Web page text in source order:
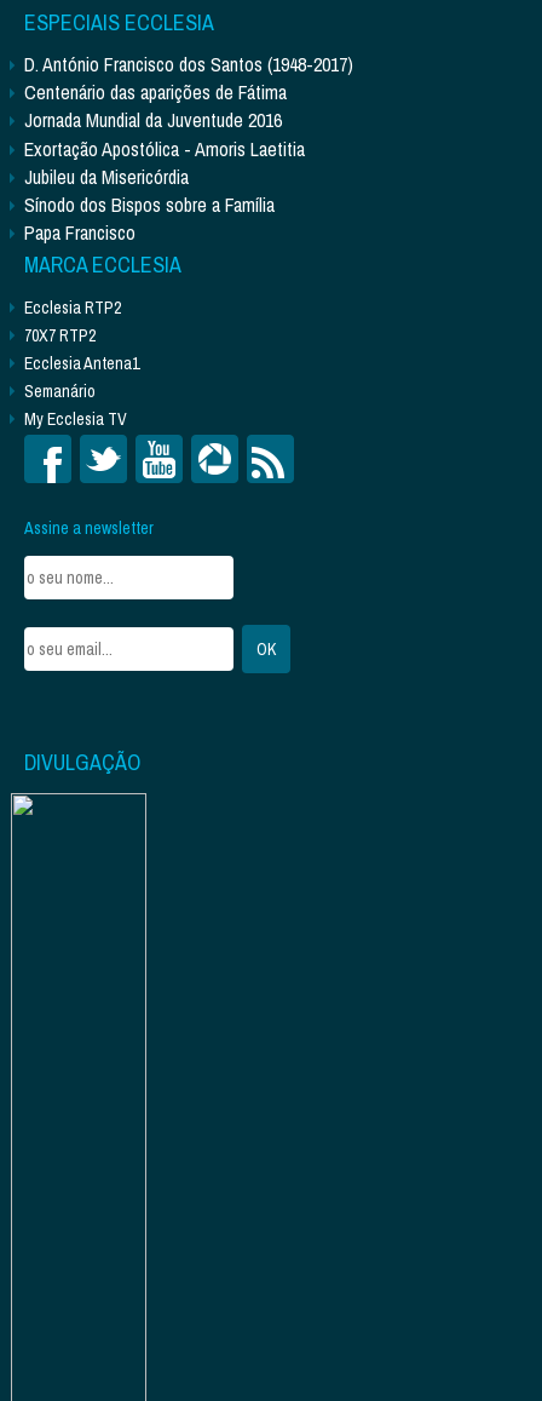
ESPECIAIS ECCLESIA
D. António Francisco dos Santos (1948-2017)
Centenário das aparições de Fátima
Jornada Mundial da Juventude 2016
Exortação Apostólica - Amoris Laetitia
Jubileu da Misericórdia
Sínodo dos Bispos sobre a Família
Papa Francisco
MARCA ECCLESIA
Ecclesia RTP2
70X7 RTP2
Ecclesia Antena1
Semanário
My Ecclesia TV
Assine a newsletter
DIVULGAÇÃO